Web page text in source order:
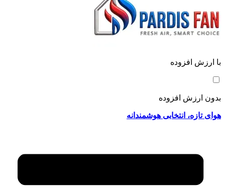
با ارزش افزوده
بدون ارزش افزوده
هوای تازه، انتخابی هوشمندانه